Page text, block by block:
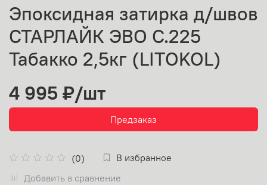
Эпоксидная затирка д/швов
СТАРЛАЙК ЭВО С.225
Табакко 2,5кг (LITOKOL)
(0)
В избранное
Добавить в сравнение
4 995 ₽/шт
Предзаказ